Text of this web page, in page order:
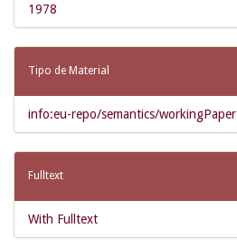
1978
Tipo de Material
info:eu-repo/semantics/workingPaper
Fulltext
With Fulltext